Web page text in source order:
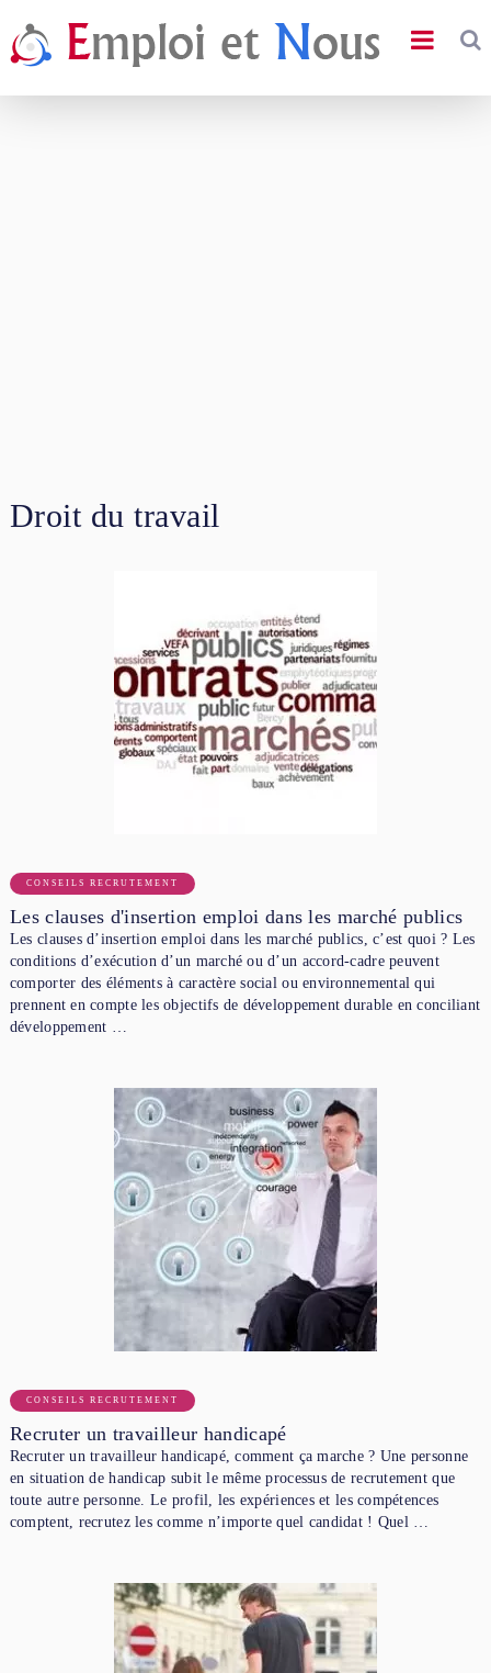
Droit du travail
CONSEILS RECRUTEMENT
Les clauses d'insertion emploi dans les marché publics
Les clauses d’insertion emploi dans les marché publics, c’est quoi ? Les
conditions d’exécution d’un marché ou d’un accord-cadre peuvent
comporter des éléments à caractère social ou environnemental qui
prennent en compte les objectifs de développement durable en conciliant
développement …
CONSEILS RECRUTEMENT
Recruter un travailleur handicapé
Recruter un travailleur handicapé, comment ça marche ? Une personne
en situation de handicap subit le même processus de recrutement que
toute autre personne. Le profil, les expériences et les compétences
comptent, recrutez les comme n’importe quel candidat ! Quel …